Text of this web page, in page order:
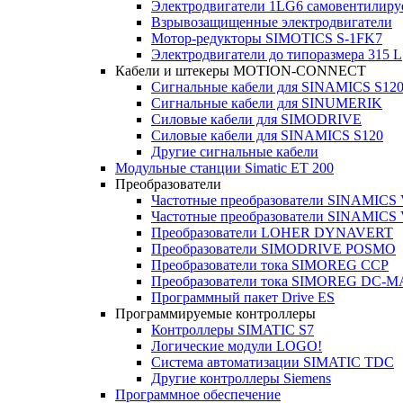
Электродвигатели 1LG6
Взрывозащищенные электродвигатели
Мотор-редукторы SIMOTICS S-1FK7
Электродвигатели до типоразмера 315 L
Кабели и штекеры MOTION-CONNECT
Сигнальные кабели для SINAMICS S120
Сигнальные кабели для SINUMERIK
Силовые кабели для SIMODRIVE
Силовые кабели для SINAMICS S120
Другие сигнальные кабели
Модульные станции Simatic ET 200
Преобразователи
Частотные преобразователи SINAMICS
Частотные преобразователи SINAMICS
Преобразователи LOHER DYNAVERT
Преобразователи SIMODRIVE POSMO
Преобразователи тока SIMOREG CCP
Преобразователи тока SIMOREG DC-
Программный пакет Drive ES
Программируемые контроллеры
Контроллеры SIMATIC S7
Логические модули LOGO!
Система автоматизации SIMATIC TDC
Другие контроллеры Siemens
Программное обеспечение